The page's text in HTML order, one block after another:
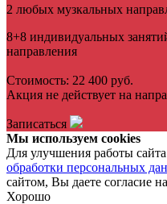
2 любых музкальных
8+8 индивидуальных
направления
Стоимость: 22 400 руб.
Акция не действует на
Записаться
Мы используем cookies
Для улучшения работы
обработки персональных
сайтом, Вы даете согласие
Хорошо